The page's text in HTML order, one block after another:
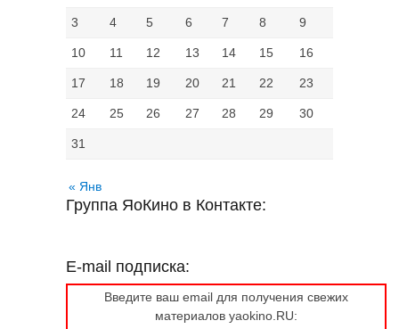
3 4 5 6 7 8 9
10 11 12 13 14 15 16
17 18 19 20 21 22 23
24 25 26 27 28 29 30
31
« Янв
Группа ЯоКино в Контакте:
E-mail подписка:
Введите ваш email для получения свежих
материалов yaokino.RU: